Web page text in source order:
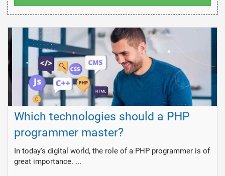
Which technologies should a PHP
programmer master?
In today's digital world, the role of a PHP programmer is of
great importance. ...